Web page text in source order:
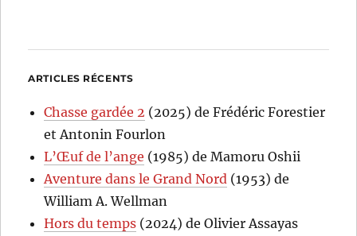
ARTICLES RÉCENTS
Chasse gardée 2 (2025) de Frédéric Forestier
et Antonin Fourlon
L’Œuf de l’ange (1985) de Mamoru Oshii
Aventure dans le Grand Nord (1953) de
William A. Wellman
Hors du temps (2024) de Olivier Assayas